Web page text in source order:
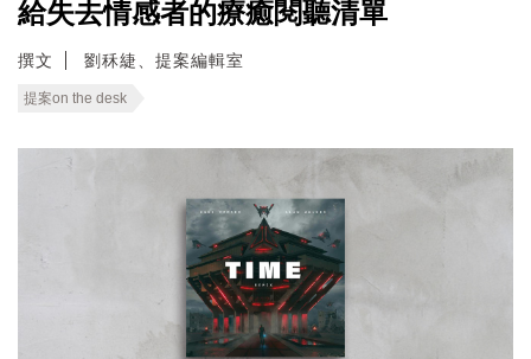
給失去情感者的療癒閱聽清單
撰文 劉秝緁、提案編輯室
提案on the desk